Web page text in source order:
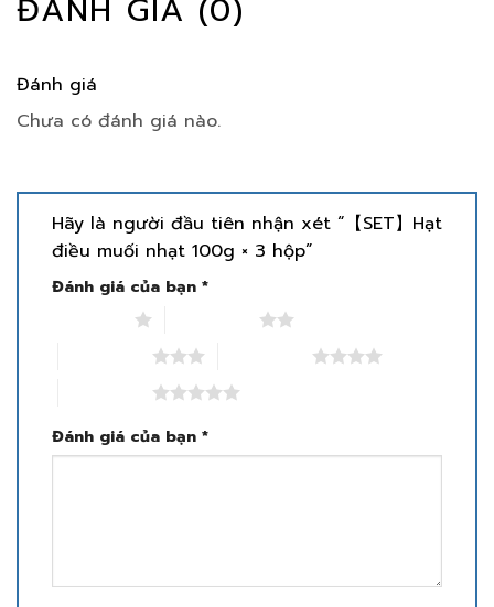
ĐÁNH GIÁ (0)
Đánh giá
Chưa có đánh giá nào.
Hãy là người đầu tiên nhận xét “【SET】Hạt
điều muối nhạt 100g × 3 hộp”
Đánh giá của bạn *
Đánh giá của bạn *